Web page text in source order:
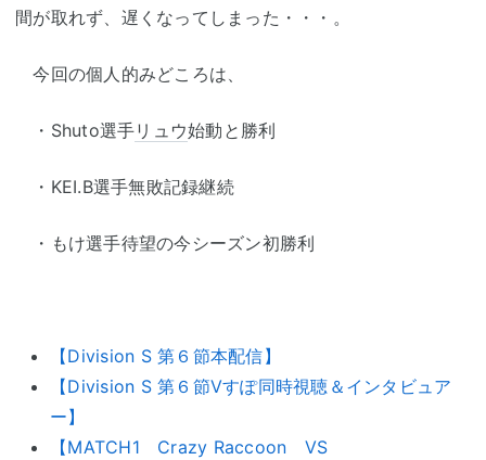
間が取れず、遅くなってしまった・・・。
今回の個人的みどころは、
・Shuto選手リュウ始動と勝利
・KEI.B選手無敗記録継続
・もけ選手待望の今シーズン初勝利
【Division S 第６節本配信】
【Division S 第６節Vすぽ同時視聴＆インタビュア
ー】
【MATCH1 Crazy Raccoon VS